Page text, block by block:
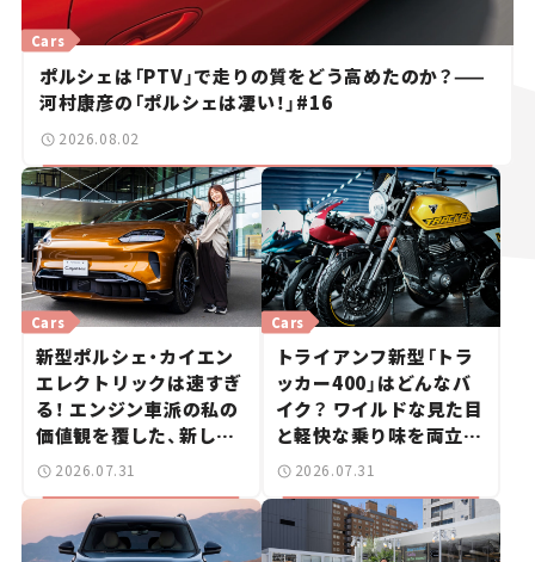
ポルシェは「PTV」で走りの質をどう高めたのか？——
河村康彦の「ポルシェは凄い！」#16
Cars
2026.08.02
新型ポルシェ・カイエン
エレクトリックは速すぎ
る！ エンジン車派の私の
価値観を覆した、新しい
ポルシェの走り。
Cars
2026.07.31
トライアンフ新型「トラ
ッカー400」はどんなバ
イク？ ワイルドな見た目
と軽快な乗り味を両立し
た400ccフラットトラッ
Cars
2026.07.31